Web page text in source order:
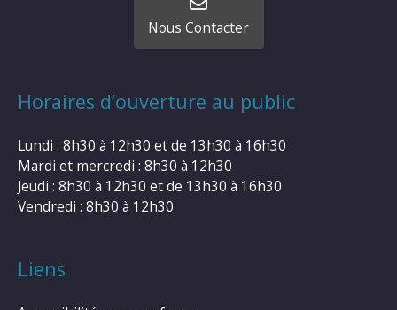
Nous Contacter
Horaires d’ouverture au public
Lundi : 8h30 à 12h30 et de 13h30 à 16h30
Mardi et mercredi : 8h30 à 12h30
Jeudi : 8h30 à 12h30 et de 13h30 à 16h30
Vendredi : 8h30 à 12h30
Liens